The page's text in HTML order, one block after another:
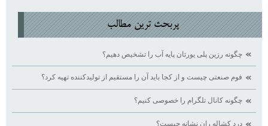
پربحث ترين مطالب
چگونه رزین پلی یورتان پایه آب را تشخیص دهیم؟
فوم صنعتی چیست و از کجا باید آن را مستقیم از تولیدکننده تهیه کرد؟
چگونه کانال تلگرام را خصوصی کنیم؟
درد کشاله ران نشانه چیست؟